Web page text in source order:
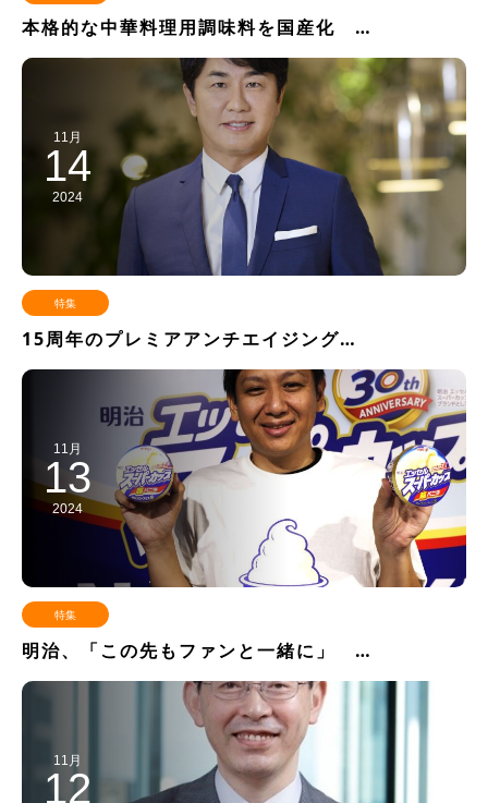
本格的な中華料理用調味料を国産化 …
11月
14
2024
特集
15周年のプレミアアンチエイジング…
11月
13
2024
特集
明治、「この先もファンと一緒に」 …
11月
12